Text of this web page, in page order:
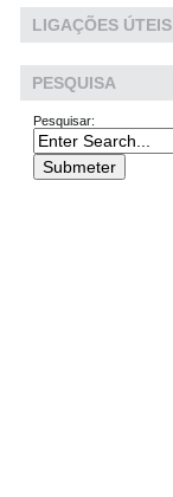
LIGAÇÕES ÚTEIS
PESQUISA
Pesquisar: